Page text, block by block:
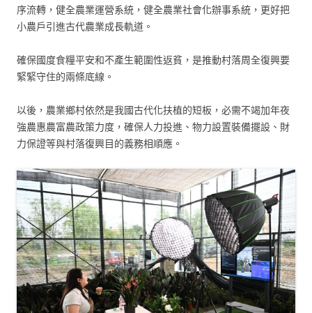
序流轉，健全農業運營系統，健全農業社會化辦事系統，更好把
小農戶引進古代農業成長軌道。
確保國度食糧平安和不產生範圍性返貧，是推動村落周全復興要
緊緊守住的兩條底線。
以後，農業鄉村依然是我國古代化扶植的短板，必需不竭加年夜
強農惠農富農政策力度，確保人力投進、物力設置裝備擺設、財
力保證等與村落復興目的義務相順應。